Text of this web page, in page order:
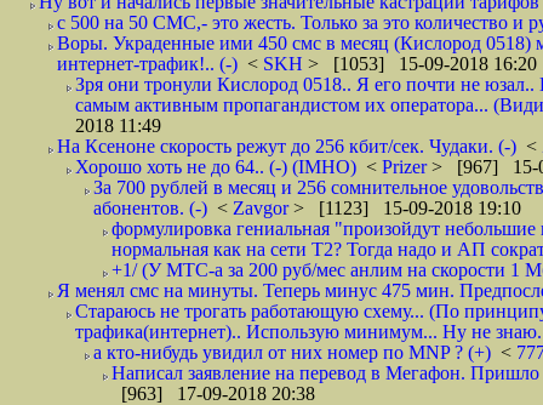
с 500 на 50 СМС,- это жесть. Только за это количество и
Воры. Украденные ими 450 смс в месяц (Кислород 0518)
интернет-трафик!.. (-) < SKH > [1053] 15-09-2018 16:20
Зря они тронули Кислород 0518.. Я его почти не
самым активным пропагандистом их оператора...
2018 11:49
На Ксеноне скорость режут до 256 кбит/сек. Чудаки. (-) <
Хорошо хоть не до 64.. (-) (IMHO) < Prizer> [967] 15-
За 700 рублей в месяц и 256 сомнительное
абонентов. (-) < Zavgor> [1123] 15-09-2018 19:10
формулировка гениальная "произойдут небольшие
нормальная как на сети Т2? Тогда надо и АП
+1/ (У МТС-а за 200 руб/мес анлим на скорости 1
Я менял смс на минуты. Теперь минус 475 мин.
Стараюсь не трогать работающую схему... (По
трафика(интернет).. Использую минимум... Ну не
а кто-нибудь увидил от них номер по MNP ? (+) <
Написал заявление на перевод в Мегафон.
[963] 17-09-2018 20:38